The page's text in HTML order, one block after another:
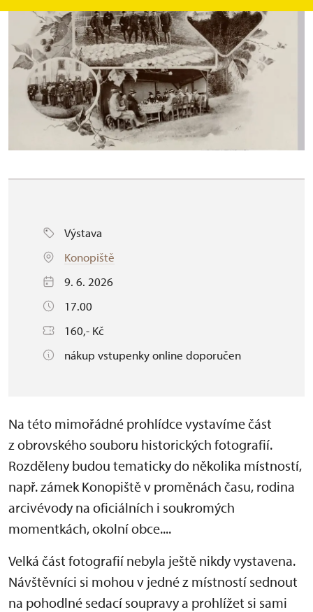
Výstava
Konopiště
9. 6. 2026
17.00
160,- Kč
nákup vstupenky online doporučen
Na této mimořádné prohlídce vystavíme část
z obrovského souboru historických fotografií.
Rozděleny budou tematicky do několika místností,
např. zámek Konopiště v proměnách času, rodina
arcivévody na oficiálních i soukromých
momentkách, okolní obce....
Velká část fotografií nebyla ještě nikdy vystavena.
Návštěvníci si mohou v jedné z místností sednout
na pohodlné sedací soupravy a prohlížet si sami